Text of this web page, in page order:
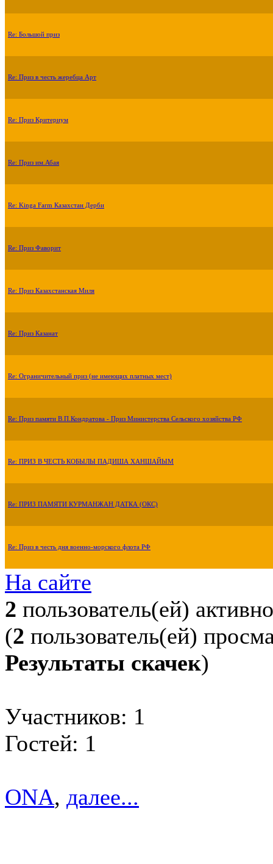
Re: Большой приз
Re: Приз в честь жеребца Арт
Re: Приз Критериум
Re: Приз им.Абая
Re: Kinga Farm Казахстан Дерби
Re: Приз Фаворит
Re: Приз Казахстанская Миля
Re: Приз Казанат
Re: Ограничительный приз (не имеющих платных мест)
Re: Приз памяти В.П.Кондратова - Приз Министерства Сельского хозяйства РФ
Re: ПРИЗ В ЧЕСТЬ КОБЫЛЫ ПАДИША ХАНШАЙЫМ
Re: ПРИЗ ПАМЯТИ КУРМАНЖАН ДАТКА (ОКС)
Re: Приз в честь дня военно-морского флота РФ
На сайте
2 пользователь(ей) активно
(2 пользователь(ей)
Результаты скачек)
Участников: 1
Гостей: 1
ONA, далее...